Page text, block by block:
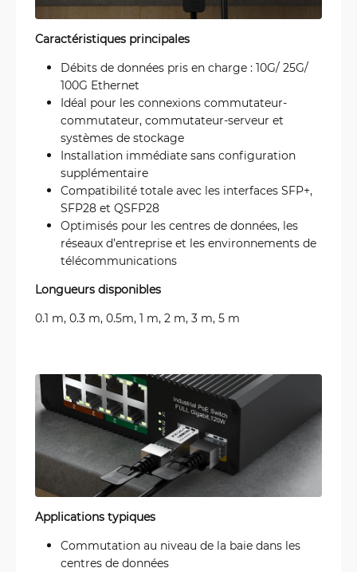
Caractéristiques principales
Débits de données pris en charge : 10G/ 25G/
100G Ethernet
Idéal pour les connexions commutateur-
commutateur, commutateur-serveur et
systèmes de stockage
Installation immédiate sans configuration
supplémentaire
Compatibilité totale avec les interfaces SFP+,
SFP28 et QSFP28
Optimisés pour les centres de données, les
réseaux d’entreprise et les environnements de
télécommunications
Longueurs disponibles
0.1 m, 0.3 m, 0.5m, 1 m, 2 m, 3 m, 5 m
Applications typiques
Commutation au niveau de la baie dans les
centres de données